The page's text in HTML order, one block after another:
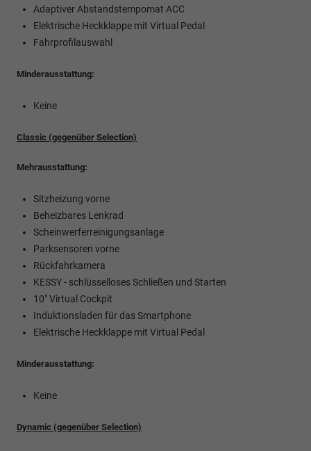
Adaptiver Abstandstempomat ACC
Elektrische Heckklappe mit Virtual Pedal
Fahrprofilauswahl
Minderausstattung:
Keine
Classic (gegenüber Selection)
Mehrausstattung:
Sitzheizung vorne
Beheizbares Lenkrad
Scheinwerferreinigungsanlage
Parksensoren vorne
Rückfahrkamera
KESSY - schlüsselloses Schließen und Starten
10" Virtual Cockpit
Induktionsladen für das Smartphone
Elektrische Heckklappe mit Virtual Pedal
Minderausstattung:
Keine
Dynamic (gegenüber Selection)